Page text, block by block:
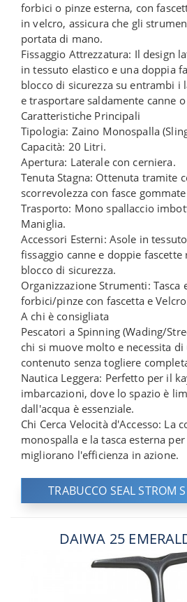
forbici o pinze esterna, con
in velcro, assicura che gli
portata di mano.
Fissaggio Attrezzatura: Il design
in tessuto elastico e una doppia
blocco di sicurezza su entrambi i
e trasportare saldamente canne
Caratteristiche Principali
Tipologia: Zaino Monospalla
Capacità: 20 Litri.
Apertura: Laterale con cerniera.
Tenuta Stagna: Ottenuta tramite
scorrevolezza con fasce
Trasporto: Mono spallaccio
Maniglia.
Accessori Esterni: Asole in
fissaggio canne e doppie
blocco di sicurezza.
Organizzazione Strumenti: Tasca
forbici/pinze con fascetta e
A chi è consigliata
Pescatori a Spinning (Wading/
chi si muove molto e necessita di
contenuto senza togliere
Nautica Leggera: Perfetto per il
imbarcazioni, dove lo spazio è
dall'acqua è essenziale.
Chi Cerca Velocità d'Accesso: La
monospalla e la tasca esterna
migliorano l'efficienza in azione.
TRABUCCO SEAL STROM
DAIWA 25